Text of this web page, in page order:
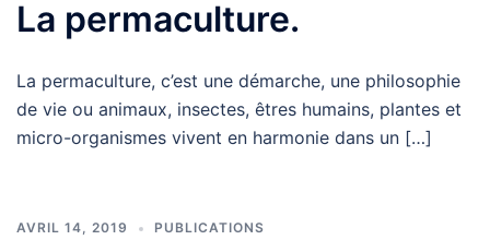
La permaculture.
La permaculture, c’est une démarche, une philosophie
de vie ou animaux, insectes, êtres humains, plantes et
micro-organismes vivent en harmonie dans un […]
AVRIL 14, 2019 PUBLICATIONS